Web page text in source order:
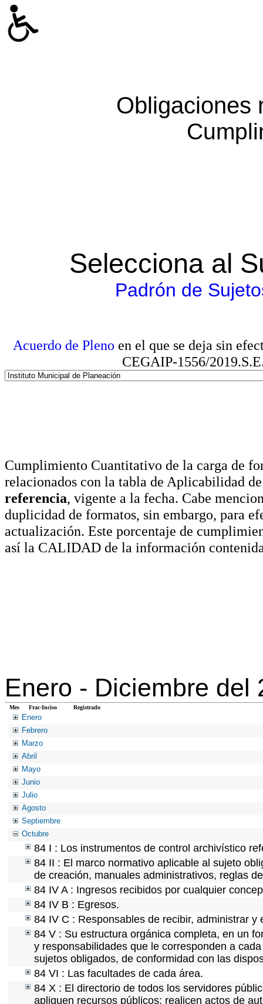
Obligaciones
Selecciona al
Padrón de
Acuerdo de Pleno en el que se deja sin
CEGAIP-1556/
Cumplimiento Cuantitativo de la carga de
relacionados con la tabla de Aplicabilidad
referencia, vigente a la fecha. Cabe
duplicidad de formatos, sin embargo, para
actualización. Este porcentaje de
así la CALIDAD de la información
Enero - Diciembre del
Mes Frac-Inciso Registrado
Enero
Febrero
Marzo
Abril
Mayo
Junio
Julio
Agosto
Septiembre
Octubre
84 I : Los instrumentos de control archivístico
84 II : El marco normativo aplicable al sujeto
de creación, manuales administrativos, reglas
84 IV A : Ingresos recibidos por cualquier
84 IV B : Egresos.
84 IV C : Responsables de recibir, administrar y
84 V : Su estructura orgánica completa, en un
y responsabilidades que le corresponden a
sujetos obligados, de conformidad con las
84 VI : Las facultades de cada área.
84 X : El directorio de todos los servidores
apliquen recursos públicos; realicen actos de